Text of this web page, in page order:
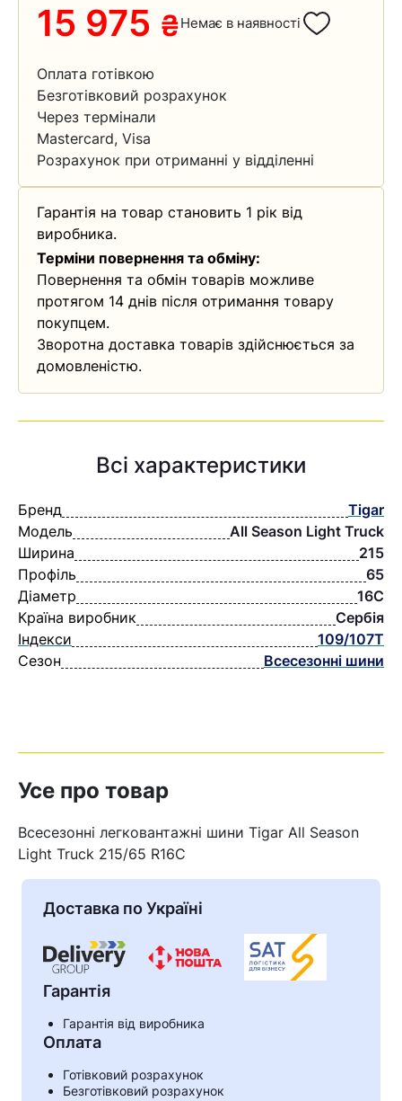
Кошик
У кошику немає товарів.
15 975 ₴Немає в наявності
Оплата готівкою
Безготівковий розрахунок
Через термінали
Mastercard, Visa
Розрахунок при отриманні у відділенні
Гарантія на товар становить 1 рік від
виробника.
Терміни повернення та обміну:
Повернення та обмін товарів можливе
протягом 14 днів після отримання товару
покупцем.
Зворотна доставка товарів здійснюється за
домовленістю.
Всі характеристики
Бренд
Tigar
Модель
All Season Light Truck
Ширина
215
Профіль
65
Діаметр
16C
Країна виробник
Сербія
Індекси
109/107T
Сезон
Всесезонні шини
Усе про товар
Всесезонні легковантажні шини Tigar All Season
Light Truck 215/65 R16C
Доставка по Україні
Гарантія
Гарантія від виробника
Оплата
Готівковий розрахунок
Безготівковий розрахунок